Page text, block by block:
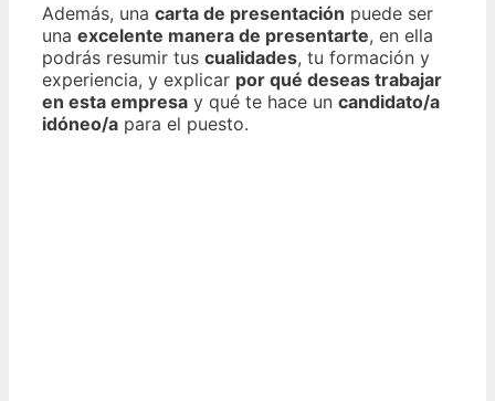
Además, una carta de presentación puede ser
una excelente manera de presentarte, en ella
podrás resumir tus cualidades, tu formación y
experiencia, y explicar por qué deseas trabajar
en esta empresa y qué te hace un candidato/a
idóneo/a para el puesto.